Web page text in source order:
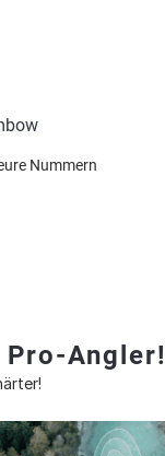
Nummern
Pro-Angler!